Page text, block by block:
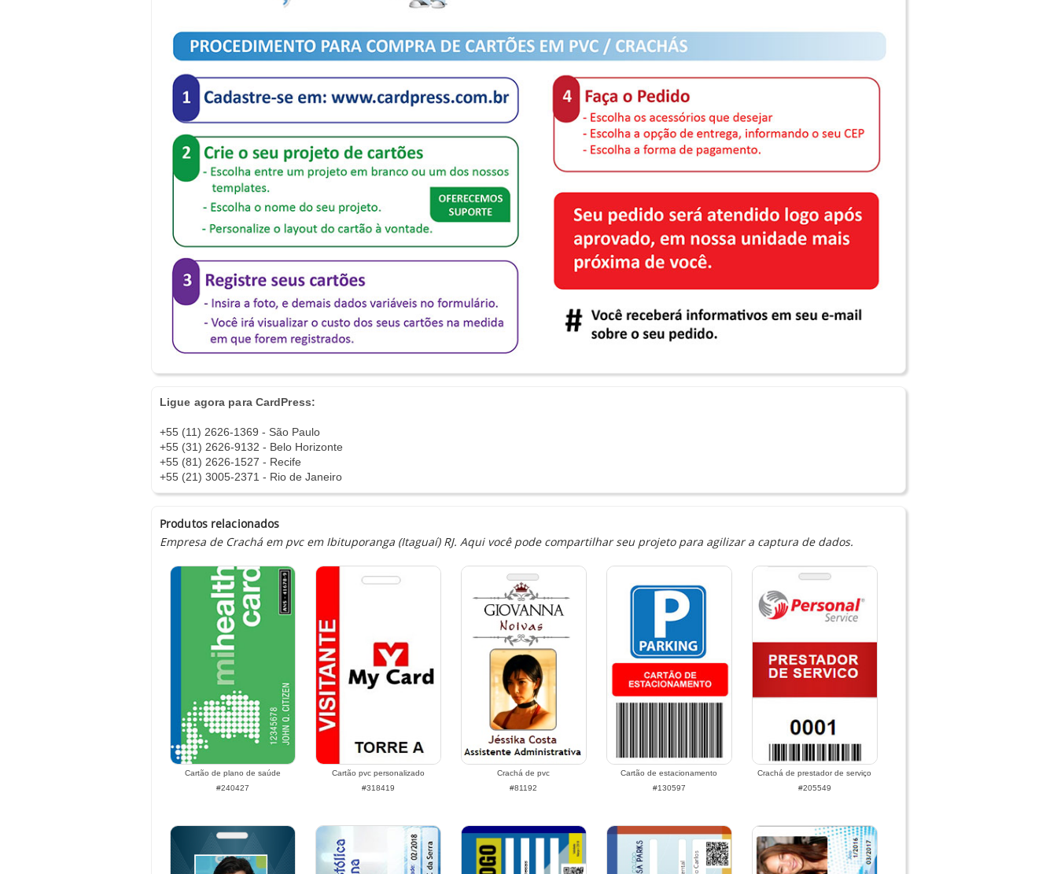
Ligue agora para CardPress:
+55 (11) 2626-1369 - São Paulo
+55 (31) 2626-9132 - Belo Horizonte
+55 (81) 2626-1527 - Recife
+55 (21) 3005-2371 - Rio de Janeiro
Produtos relacionados
Empresa de Crachá em pvc em Ibituporanga (Itaguaí) RJ. Aqui você pode compartilhar seu projeto para agilizar a captura de dados.
Cartão de plano de saúde
#240427
Cartão pvc personalizado
#318419
Crachá de pvc
#81192
Cartão de estacionamento
#130597
Crachá de prestador de serviço
#205549